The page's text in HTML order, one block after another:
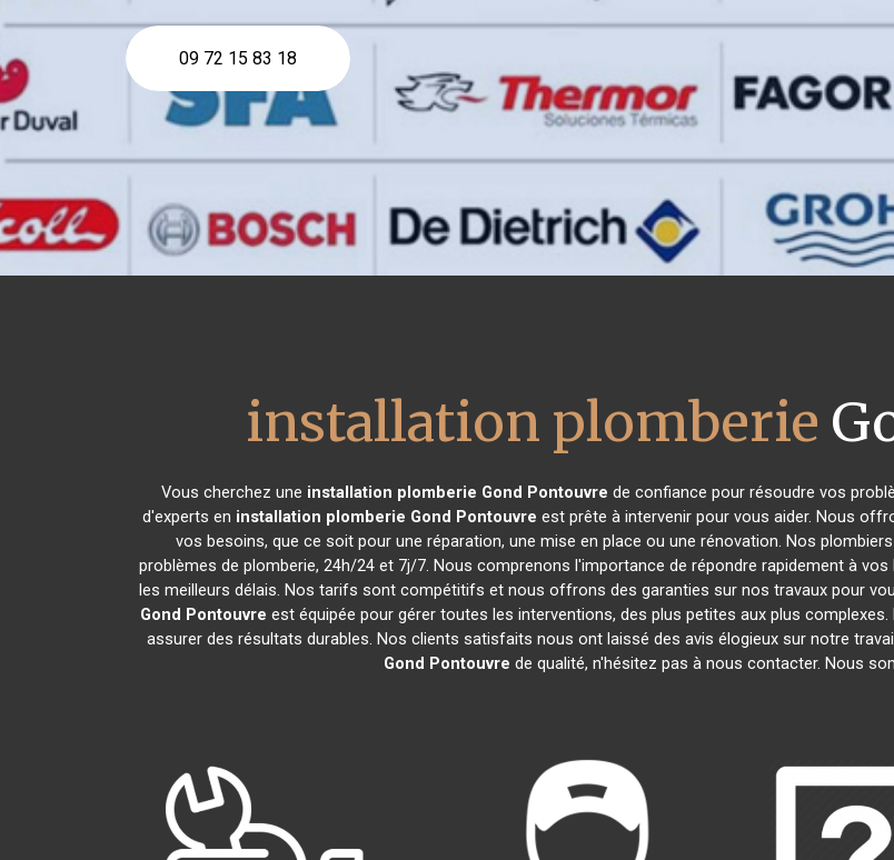
09 72 15 83 18
installation plomberie
Vous cherchez une installation plomberie Gond Pontouvre de confiance pour résoudre vos
d'experts en installation plomberie Gond Pontouvre est prête à intervenir pour vous aider. Nous
vos besoins, que ce soit pour une réparation, une mise en place ou une rénovation. Nos
problèmes de plomberie, 24h/24 et 7j/7. Nous comprenons l'importance de répondre rapidement à
les meilleurs délais. Nos tarifs sont compétitifs et nous offrons des garanties sur nos travaux pour
Gond Pontouvre est équipée pour gérer toutes les interventions, des plus petites aux plus
assurer des résultats durables. Nos clients satisfaits nous ont laissé des avis élogieux sur notre
Gond Pontouvre de qualité, n'hésitez pas à nous contacter. Nous